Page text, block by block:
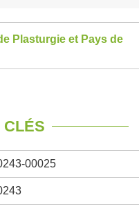
Plasturgie et Pays de
CLÉS
00025